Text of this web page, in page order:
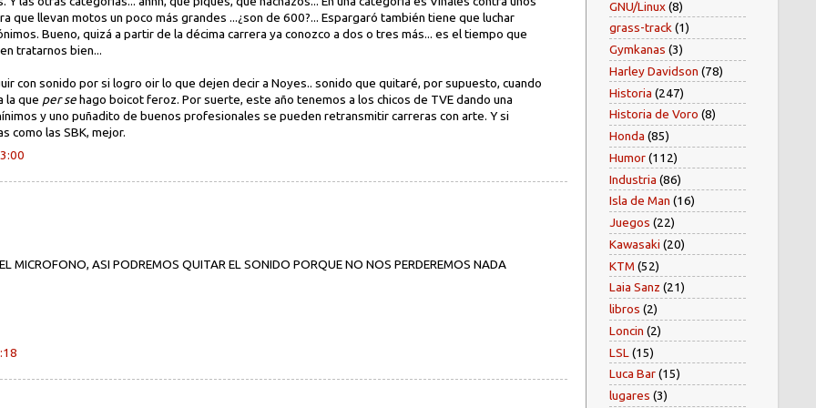
que llevan motos un poco más grandes ...¿son de 600?... Espargaró también tiene que luchar
Bueno, quizá a partir de la décima carrera ya conozco a dos o tres más... es el tiempo que
tratarnos bien...
con sonido por si logro oir lo que dejen decir a Noyes.. sonido que quitaré, por supuesto, cuando
la que per sehago boicot feroz. Por suerte, este año tenemos a los chicos de TVE dando una
y uno puñadito de buenos profesionales se pueden retransmitir carreras con arte. Y si
como las SBK, mejor.
MICROFONO, ASI PODREMOS QUITAR EL SONIDO PORQUE NO NOS PERDEREMOS NADA
GNU/Linux(8)
grass-track(1)
Gymkanas (3)
Harley Davidson (78)
Historia (247)
Historia de Voro (8)
Honda (85)
Humor(112)
Industria (86)
Isla de Man (16)
Juegos (22)
Kawasaki (20)
KTM (52)
Laia Sanz (21)
libros (2)
Loncin (2)
LSL (15)
Luca Bar(15)
lugares (3)